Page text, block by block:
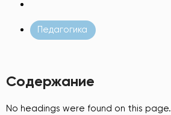
Педагогика
Содержание
No headings were found on this page.